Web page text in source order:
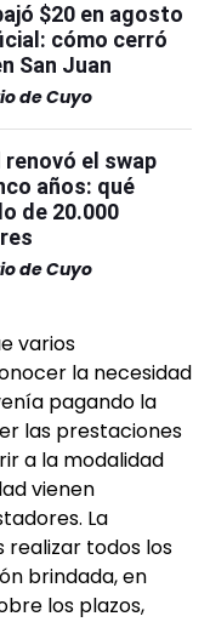
$20 en agosto
cómo cerró
San Juan
de Cuyo
renovó el swap
años: qué
de 20.000
de Cuyo
varios
la necesidad
pagando la
las prestaciones
a la modalidad
vienen
La
realizar todos los
brindada, en
los plazos,